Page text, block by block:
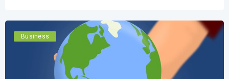
Business